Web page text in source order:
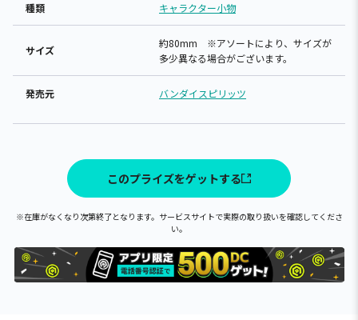
種類 キャラクター小物
サイズ
約80mm ※アソートにより、サイズが
多少異なる場合がございます。
発売元 バンダイスピリッツ
このプライズをゲットする
※在庫がなくなり次第終了となります。サービスサイトで実際の取り扱いを確認してくださ
い。